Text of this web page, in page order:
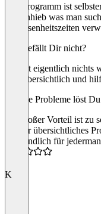
Das Programm ist
auf Anhieb was man
Abwesenheitszeiten
Was gefällt Dir nicht?
Es gibt eigentlich nichts
sehr übersichtlich und
Welche Probleme löst
Ein großer Vorteil ist zu
“Super übersichtliches
Verständlich für
K